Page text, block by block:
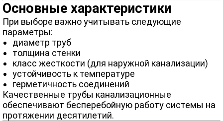
Основные характеристики
При выборе важно учитывать следующие
параметры:
диаметр труб
толщина стенки
класс жесткости (для наружной канализации)
устойчивость к температуре
герметичность соединений
Качественные трубы канализационные
обеспечивают бесперебойную работу системы на
протяжении десятилетий.